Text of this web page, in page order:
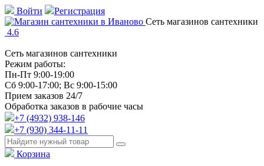
Войти
Регистрация
Сеть магазинов сантехники
4.6
Сеть магазинов сантехники
Режим работы:
Пн-Пт 9:00-19:00
Сб 9:00-17:00; Вс 9:00-15:00
Прием заказов 24/7
Обработка заказов в рабочие часы
+7 (4932) 938-146
+7 (930) 344-11-11
Корзина